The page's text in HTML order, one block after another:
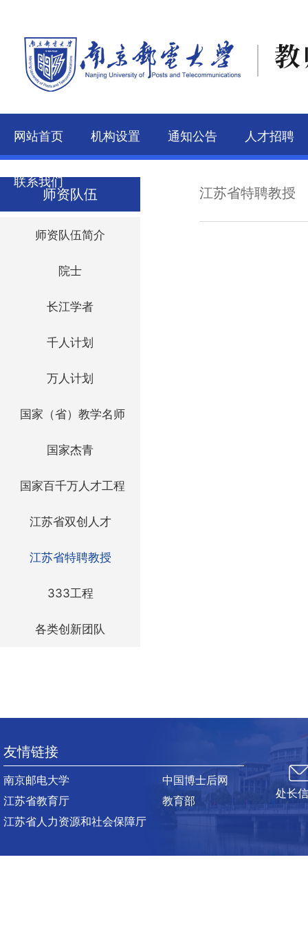
网站首页 机构设置 通知公告 人才招聘
联系我们
师资队伍
师资队伍简介
院士
长江学者
千人计划
万人计划
国家（省）教学名师
国家杰青
国家百千万人才工程
江苏省双创人才
江苏省特聘教授
333工程
各类创新团队
江苏省特聘教授
友情链接
南京邮电大学
江苏省教育厅
江苏省人力资源和社会保障厅
中国博士后网
教育部
处长